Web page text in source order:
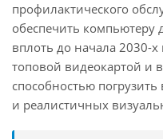
профилактического
обеспечить
вплоть до начала 2030-х
топовой видеокартой и
способностью
и реалистичных